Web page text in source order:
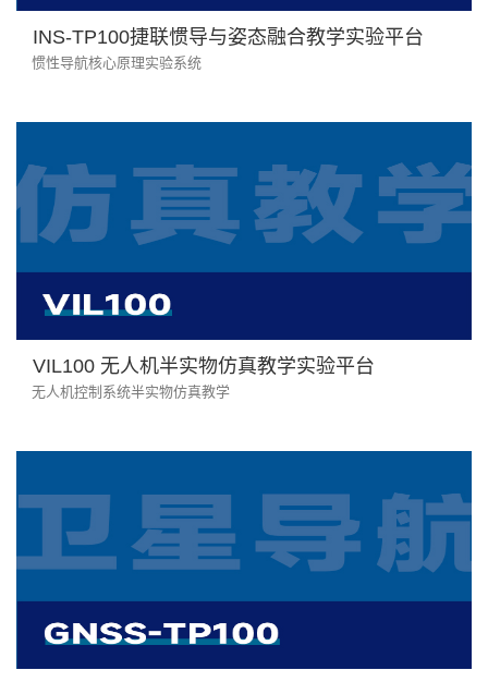
INS-TP100捷联惯导与姿态融合教学实验平台
惯性导航核心原理实验系统
VIL100 无人机半实物仿真教学实验平台
无人机控制系统半实物仿真教学